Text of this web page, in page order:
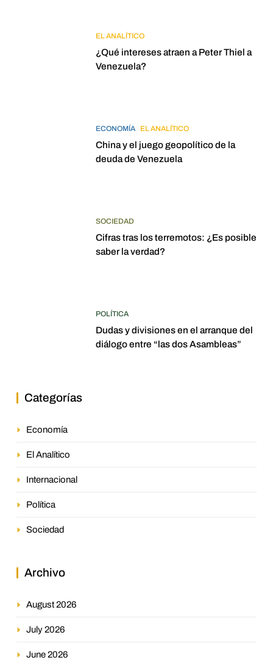
EL ANALÍTICO
¿Qué intereses atraen a Peter Thiel a
Venezuela?
ECONOMÍA EL ANALÍTICO
China y el juego geopolítico de la
deuda de Venezuela
SOCIEDAD
Cifras tras los terremotos: ¿Es posible
saber la verdad?
POLÍTICA
Dudas y divisiones en el arranque del
diálogo entre “las dos Asambleas”
Categorías
Economía
El Analítico
Internacional
Política
Sociedad
Archivo
August 2026
July 2026
June 2026